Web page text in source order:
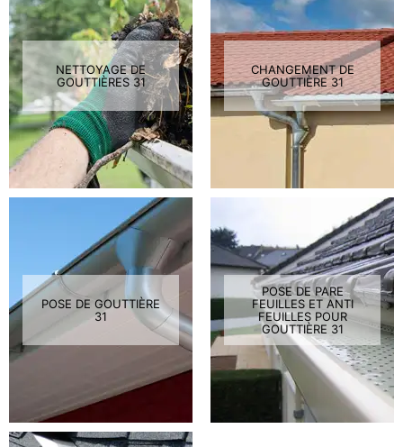
NETTOYAGE DE
GOUTTIÈRES 31
CHANGEMENT DE
GOUTTIÈRE 31
POSE DE GOUTTIÈRE
31
POSE DE PARE
FEUILLES ET ANTI
FEUILLES POUR
GOUTTIÈRE 31